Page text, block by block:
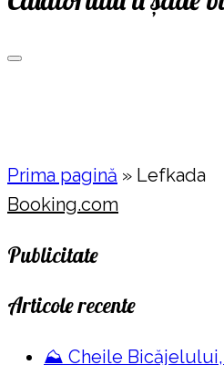
Prima pagină » Lefkada
Booking.com
Publicitate
Articole recente
⛰️ Cheile